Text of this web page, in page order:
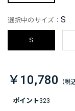
ポイント323
選択中のサイズ： S
S
￥10,780